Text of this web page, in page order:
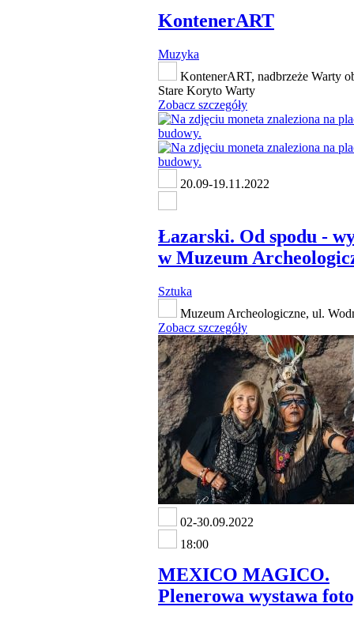
KontenerART
Muzyka
KontenerART, nadbrzeże Warty
Stare Koryto Warty
Zobacz szczegóły
20.09-19.11.2022
Łazarski. Od spodu -
w Muzeum
Sztuka
Muzeum Archeologiczne, ul.
Zobacz szczegóły
02-30.09.2022
18:00
MEXICO MAGICO.
Plenerowa wystawa